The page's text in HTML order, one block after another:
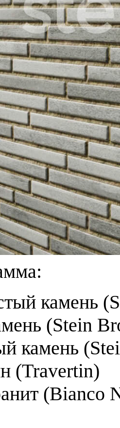
камень
(Stein
камень
(Travertin)
(Bianco